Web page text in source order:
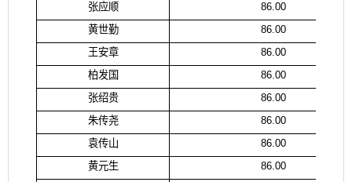
张应顺
86.00
黄世勤
86.00
王安章
86.00
柏发国
86.00
张绍贵
86.00
朱传尧
86.00
袁传山
86.00
黄元生
86.00